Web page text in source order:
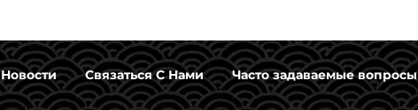
Новости Связаться С Нами Часто задаваемые вопросы